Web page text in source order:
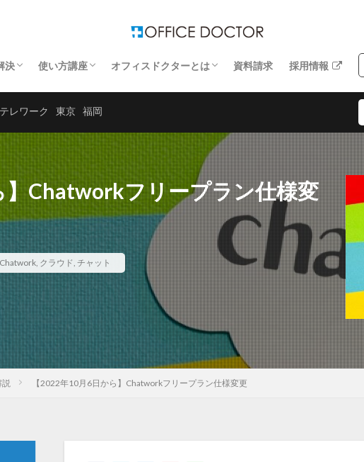
決
に関するトラブル解決
に関するトラブル解決
に関するトラブル解決
に関するトラブル解決
使い方講座
Windows講座
エクセル講座
ワード講座
オフィスドクターとは
お客さまの声
運営企業
よくあるお問い合わせ
資料請求 採用情報
テレワーク 東京 福岡
Chatworkフリープラン仕様変
Chatwork, クラウド, チャット
【2022年10月6日から】Chatworkフリープラン仕様変更